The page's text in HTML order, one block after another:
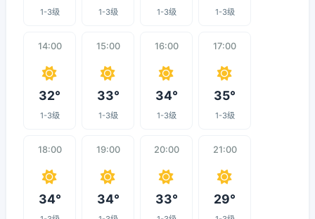
1-3级 1-3级 1-3级 1-3级
14:00
32°
1-3级
15:00
33°
1-3级
16:00
34°
1-3级
17:00
35°
1-3级
18:00
34°
19:00
34°
20:00
33°
21:00
29°